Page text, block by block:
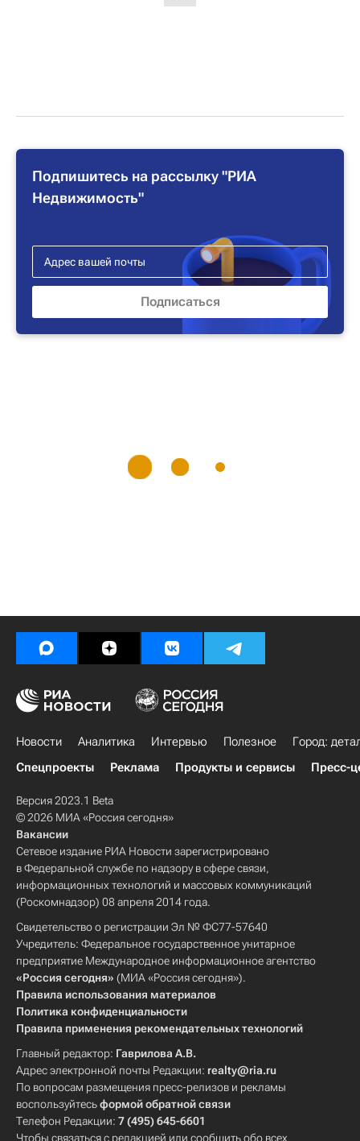
Подпишитесь на рассылку "РИА
Недвижимость"
Новости Аналитика Интервью Полезное
Город:
Спецпроекты
Реклама Продукты и сервисы Пресс-
Версия 2023.1 Beta
© 2026 МИА «Россия сегодня»
Вакансии
Сетевое издание РИА Новости зарегистрировано
в Федеральной службе по надзору в сфере связи,
информационных технологий и массовых коммуникаций
(Роскомнадзор) 08 апреля 2014 года.
Свидетельство о регистрации Эл № ФС77-57640
Учредитель: Федеральное государственное унитарное
предприятие Международное информационное агентство
«Россия сегодня» (МИА «Россия сегодня»).
Правила использования материалов
Политика конфиденциальности
Правила применения рекомендательных технологий
Главный редактор: Гаврилова А.В.
Адрес электронной почты Редакции: realty@ria.ru
По вопросам размещения пресс-релизов и рекламы
воспользуйтесьформой обратной связи
Телефон Редакции: 7 (495) 645-6601
Чтобы связаться с редакцией или сообщить обо всех